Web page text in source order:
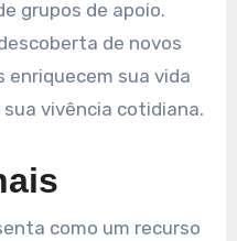
grupos de apoio.
de novos
enriquecem sua vida
vivência cotidiana.
como um recurso